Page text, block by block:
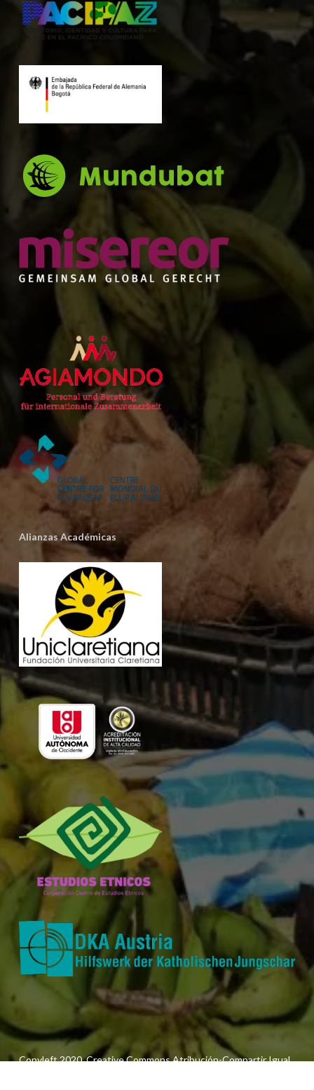
Alianzas Académicas
Copyleft 2020. Creative Commons Atribución-Compartir Igual